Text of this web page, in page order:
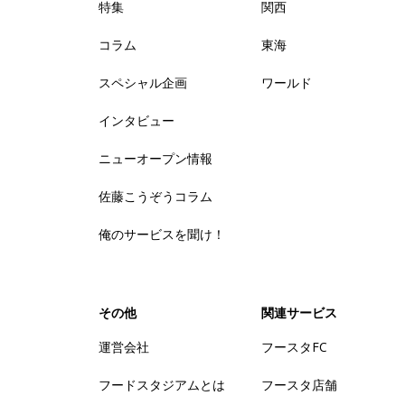
特集
コラム
スペシャル企画
インタビュー
ニューオープン情報
佐藤こうぞうコラム
俺のサービスを聞け！
関西
東海
ワールド
その他
運営会社
フードスタジアムとは
関連サービス
フースタFC
フースタ店舗